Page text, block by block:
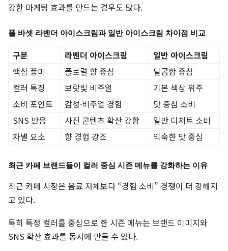
강한 마케팅 효과를 만드는 경우도 많다.
폴 바셋 라벤더 아이스크림과 일반 아이스크림 차이점 비교
구분 라벤더 아이스크림
일반 아이스크림
핵심 풍미
플로럴 향 중심
달콤함 중심
컬러 특징
보랏빛 비주얼
기본 색상 위주
소비 포인트
감성·비주얼 경험
맛 중심 소비
SNS 반응
사진 콘텐츠 확산 강함
일반 디저트 소비
차별 요소
향 경험 강조 익숙한 맛 중심
최근 카페 브랜드들이 컬러 중심 시즌 메뉴를 강화하는 이유
최근 카페 시장은 음료 자체보다 “경험 소비” 경쟁이 더 강해지
고 있다.
특히 특정 컬러를 중심으로 한 시즌 메뉴는 브랜드 이미지와
SNS 확산 효과를 동시에 만들 수 있다.